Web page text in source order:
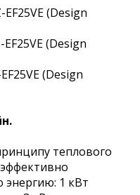
(Design
(Design
(Design
теплового
энергию: 1 кВт